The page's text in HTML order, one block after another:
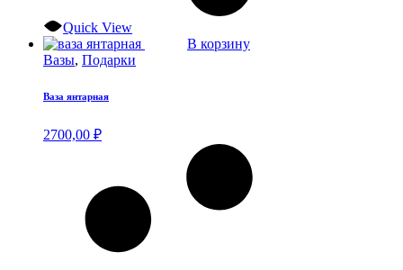
Quick View
В корзину
Вазы, Подарки
Ваза янтарная
2700,00 ₽